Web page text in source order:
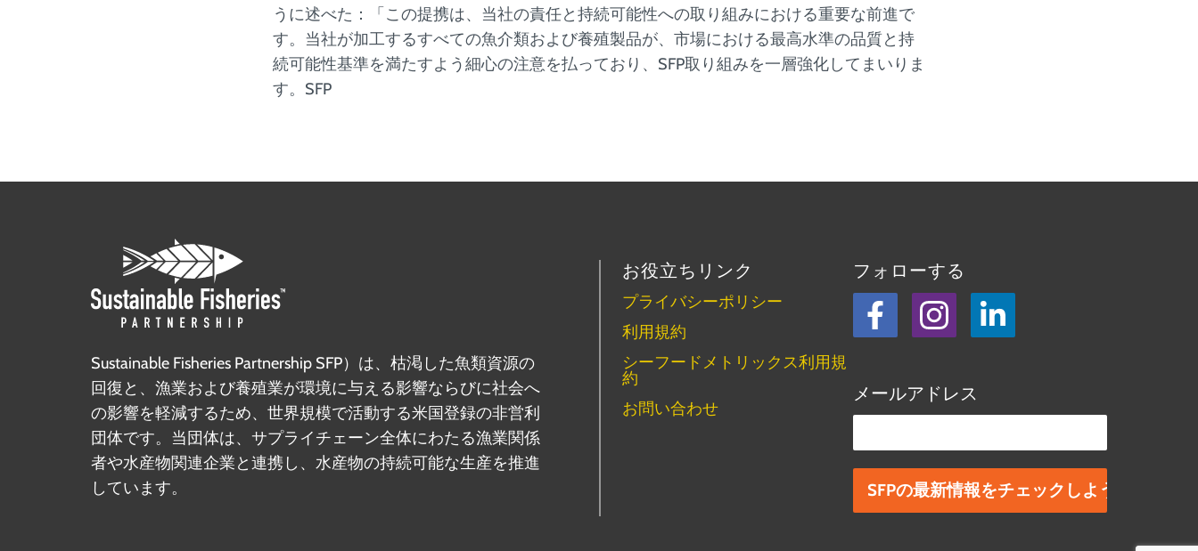
うに述べた：「この提携は、当社の責任と持続可能性への取り組みにおける重要な前進で
す。当社が加工するすべての魚介類および養殖製品が、市場における最高水準の品質と持
続可能性基準を満たすよう細心の注意を払っており、SFP取り組みを一層強化してまいりま
す。SFP
Sustainable Fisheries Partnership SFP）は、枯渇した魚類資源の
回復と、漁業および養殖業が環境に与える影響ならびに社会へ
の影響を軽減するため、世界規模で活動する米国登録の非営利
団体です。当団体は、サプライチェーン全体にわたる漁業関係
者や水産物関連企業と連携し、水産物の持続可能な生産を推進
しています。
お役立ちリンク
プライバシーポリシー
利用規約
シーフードメトリックス利用規
約
お問い合わせ
フォローする
フェイスブック
Instagram
LinkedIn
メールアドレス